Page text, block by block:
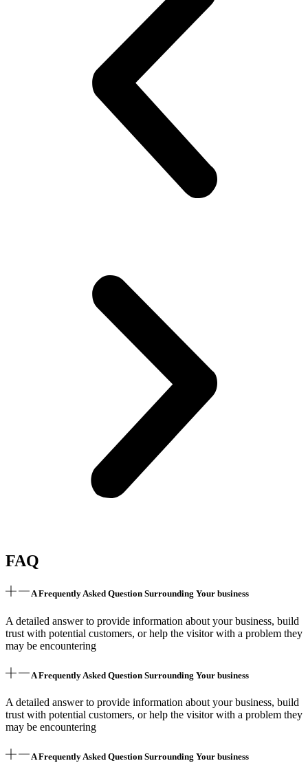
FAQ
A Frequently Asked Question Surrounding Your business
A detailed answer to provide information about your business, build
trust with potential customers, or help the visitor with a problem they
may be encountering
A Frequently Asked Question Surrounding Your business
A detailed answer to provide information about your business, build
trust with potential customers, or help the visitor with a problem they
may be encountering
A Frequently Asked Question Surrounding Your business